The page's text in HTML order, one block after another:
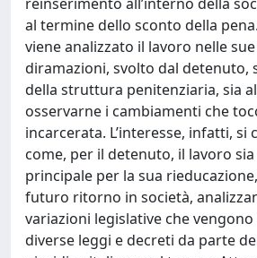
al termine dello sconto della
viene analizzato il lavoro nelle
diramazioni, svolto dal detenuto,
della struttura penitenziaria, sia
osservarne i cambiamenti che
incarcerata. L’interesse, infatti, si
come, per il detenuto, il lavoro
principale per la sua
futuro ritorno in società,
variazioni legislative che
diverse leggi e decreti da parte